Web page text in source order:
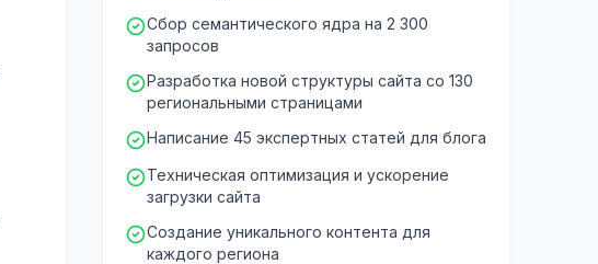
Сбор семантического ядра на 2 300
запросов
Разработка новой структуры сайта со 130
региональными страницами
Написание 45 экспертных статей для блога
Техническая оптимизация и ускорение
загрузки сайта
Создание уникального контента для
каждого региона